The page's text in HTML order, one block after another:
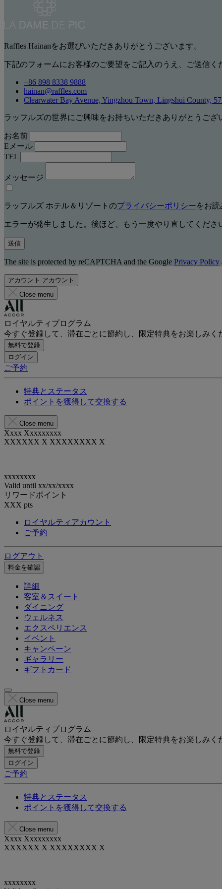
Raffles Hainanをお選びいただきありがとうございます。
下記のフォームにお客様のご要望をご記入のうえ、ご送信く
+86 898 8338 9888
hainan@raffles.com
Clearwater Bay Avenue, Yingzhou Town, Lingshui County,
ラッフルズの世界にご興味をお持ちいただきありがとうご
お名前
Eメール
TEL
メッセージ
ラッフルズ ホテル＆リゾートのプライバシーポリシーをお
エラーが発生しました。後ほど、もう一度やり直してくださ
送信
The site is protected by reCAPTCHA and the Google Privacy Policy
アカウント アカウント
Close menu
ロイヤルティプログラム
今すぐ登録して、滞在ごとに節約し、限定特典をお楽しみく
無料で登録
ログイン
ご予約
特典とステータス
ポイントを獲得して交換する
Close menu
Xxxx Xxxxxxxxx
XXXXXX X XXXXXXXX X
xxxxxxxx
Valid until xx/xx/xxxx
リワードポイント
XXX pts
ロイヤルティアカウント
ご予約
ログアウト
料金を確認
詳細
客室＆スイート
ダイニング
ウェルネス
エクスペリエンス
イベント
キャンペーン
ギャラリー
ギフトカード
Close menu
ロイヤルティプログラム
今すぐ登録して、滞在ごとに節約し、限定特典をお楽しみく
無料で登録
ログイン
ご予約
特典とステータス
ポイントを獲得して交換する
Close menu
Xxxx Xxxxxxxxx
XXXXXX X XXXXXXXX X
xxxxxxxx